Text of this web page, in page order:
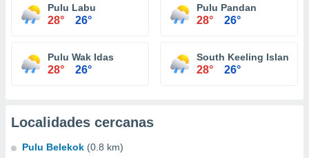
Pulu Labu
28° 26°
Pulu Pandan
28° 26°
Pulu Wak Idas
28° 26°
South Keeling Islands
28° 26°
Localidades cercanas
Pulu Belekok (0.8 km)